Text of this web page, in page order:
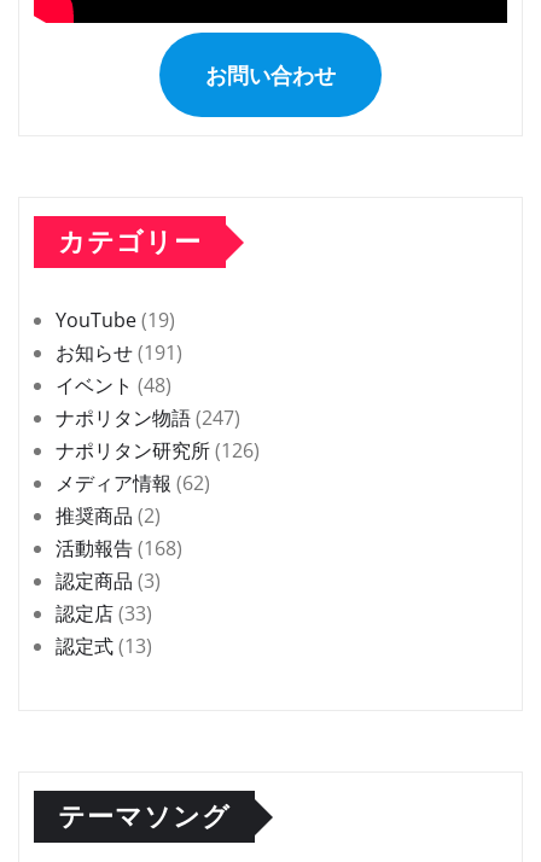
お問い合わせ
カテゴリー
YouTube(19)
お知らせ(191)
イベント (48)
ナポリタン物語(247)
ナポリタン研究所(126)
メディア情報 (62)
推奨商品 (2)
活動報告(168)
認定商品 (3)
認定店(33)
認定式(13)
テーマソング